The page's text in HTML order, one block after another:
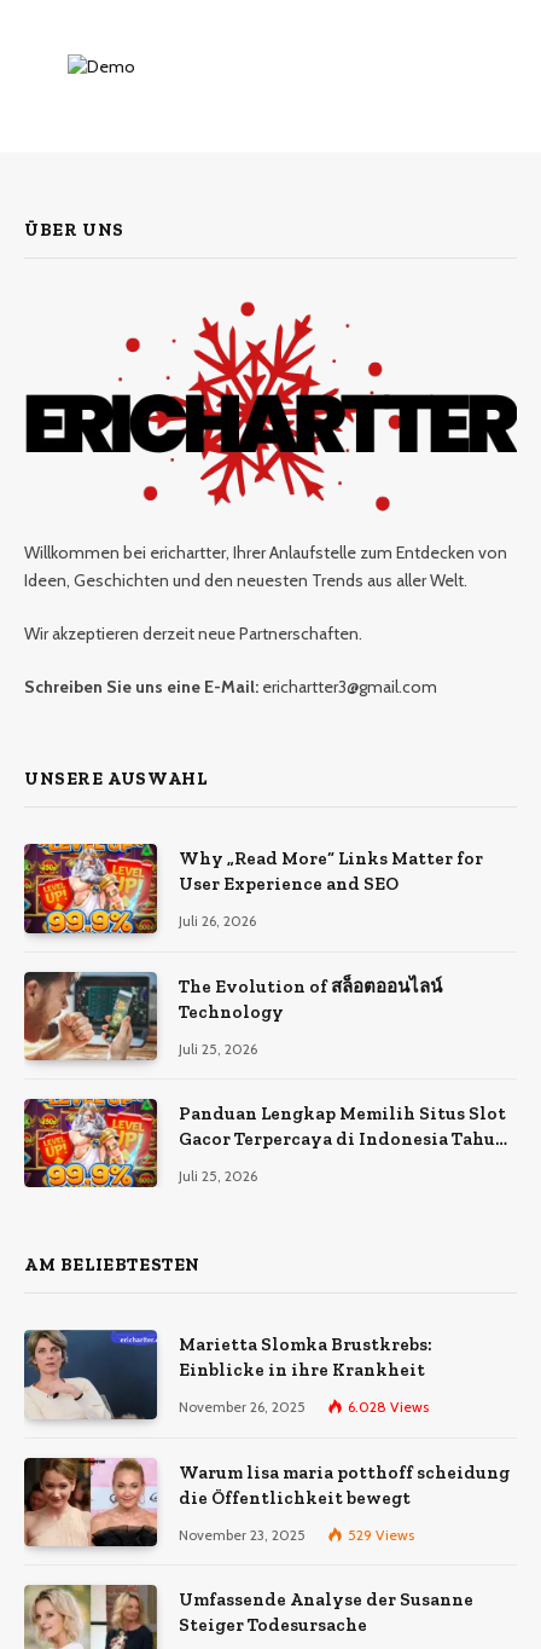
ÜBER UNS
Willkommen bei erichartter, Ihrer Anlaufstelle zum Entdecken von
Ideen, Geschichten und den neuesten Trends aus aller Welt.
Wir akzeptieren derzeit neue Partnerschaften.
Schreiben Sie uns eine E-Mail: erichartter3@gmail.com
UNSERE AUSWAHL
Why „Read More“ Links Matter for
User Experience and SEO
Juli 26, 2026
The Evolution of สล็อตออนไลน์
Technology
Juli 25, 2026
Panduan Lengkap Memilih Situs Slot
Gacor Terpercaya di Indonesia Tahun
Juli 25, 2026
AM BELIEBTESTEN
Marietta Slomka Brustkrebs:
Einblicke in ihre Krankheit
November 26, 2025 6.028 Views
Warum lisa maria potthoff scheidung
die Öffentlichkeit bewegt
November 23, 2025 529 Views
Umfassende Analyse der Susanne
Steiger Todesursache